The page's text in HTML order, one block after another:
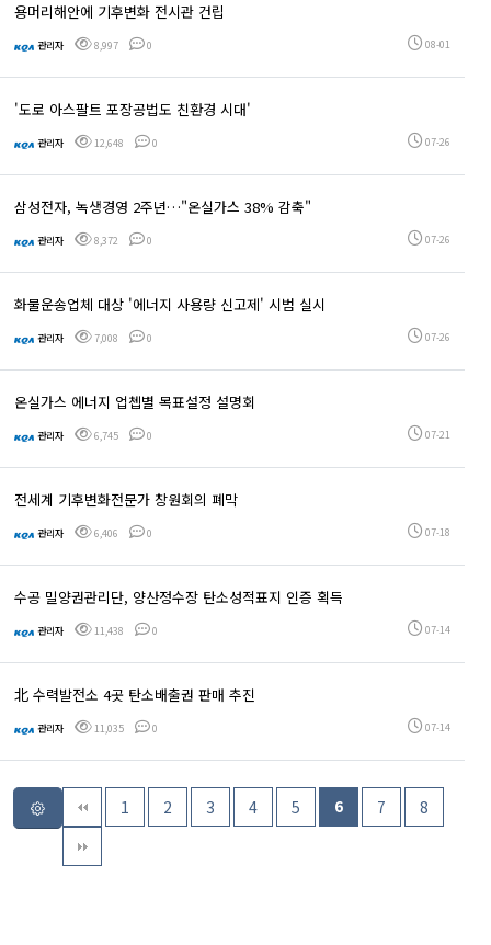
용머리해안에 기후변화 전시관 건립
관리자 8,997 0 08-01
'도로 아스팔트 포장공법도 친환경 시대'
관리자 12,648 0 07-26
삼성전자, 녹생경영 2주년…"온실가스 38% 감축"
관리자 8,372 0 07-26
화물운송업체 대상 '에너지 사용량 신고제' 시범 실시
관리자 7,008 0 07-26
온실가스 에너지 업쳅별 목표설정 설명회
관리자 6,745 0 07-21
전세계 기후변화전문가 창원회의 폐막
관리자 6,406 0 07-18
수공 밀양권관리단, 양산정수장 탄소성적표지 인증 획득
관리자 11,438 0 07-14
北 수력발전소 4곳 탄소배출권 판매 추진
관리자 11,035 0 07-14
1 2 3 4 5 6 7 8